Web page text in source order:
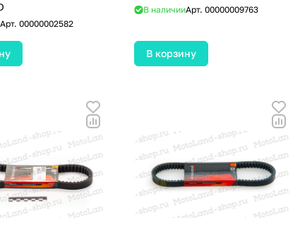
Арт. 00000002582
В наличииАрт. 00000009763
В корзину